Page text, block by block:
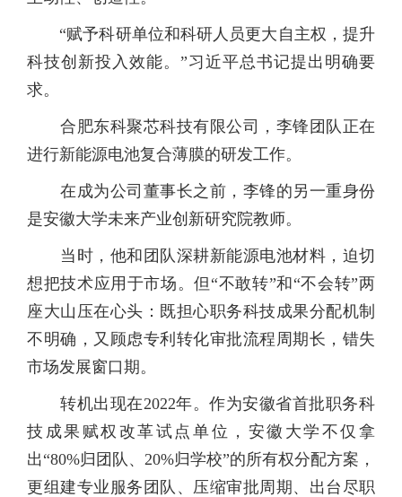
“赋予科研单位和科研人员更大自主权，提升
科技创新投入效能。”习近平总书记提出明确要
求。
合肥东科聚芯科技有限公司，李锋团队正在
进行新能源电池复合薄膜的研发工作。
在成为公司董事长之前，李锋的另一重身份
是安徽大学未来产业创新研究院教师。
当时，他和团队深耕新能源电池材料，迫切
想把技术应用于市场。但“不敢转”和“不会转”两
座大山压在心头：既担心职务科技成果分配机制
不明确，又顾虑专利转化审批流程周期长，错失
市场发展窗口期。
转机出现在2022年。作为安徽省首批职务科
技成果赋权改革试点单位，安徽大学不仅拿
出“80%归团队、20%归学校”的所有权分配方案，
更组建专业服务团队、压缩审批周期、出台尽职